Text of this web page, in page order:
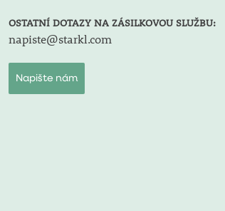
OSTATNÍ DOTAZY NA ZÁSILKOVOU SLUŽBU:
napiste@starkl.com
Napište nám